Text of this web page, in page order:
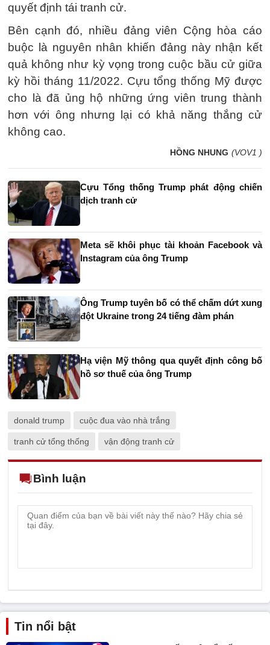
quyết định tái tranh cử.
Bên cạnh đó, nhiều đảng viên Cộng hòa cáo
buộc là nguyên nhân khiến đảng này nhận kết
quả không như kỳ vọng trong cuộc bầu cử giữa
kỳ hồi tháng 11/2022. Cựu tổng thống Mỹ được
cho là đã ủng hộ những ứng viên trung thành
hơn với ông nhưng lại có khả năng thắng cử
không cao.
HỒNG NHUNG (VOV1 )
Cựu Tổng thống Trump phát động chiến
dịch tranh cử
Meta sẽ khôi phục tài khoản Facebook và
Instagram của ông Trump
Ông Trump tuyên bố có thể chấm dứt xung
đột Ukraine trong 24 tiếng đàm phán
Hạ viện Mỹ thông qua quyết định công bố
hồ sơ thuế của ông Trump
donald trump cuộc đua vào nhà trắng
tranh cử tổng thống vận động tranh cử
Bình luận
Tin nổi bật